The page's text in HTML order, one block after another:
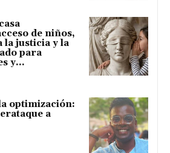
de niños,
la justicia y la
para
y...
optimización:
a